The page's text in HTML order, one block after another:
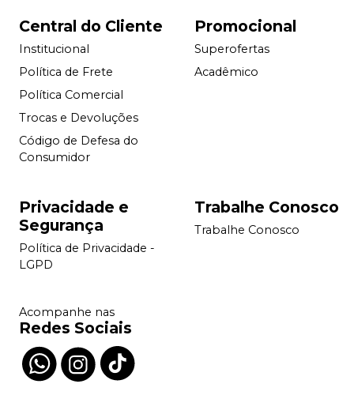
Central do Cliente
Institucional
Política de Frete
Política Comercial
Trocas e Devoluções
Código de Defesa do
Consumidor
Promocional
Superofertas
Acadêmico
Privacidade e
Segurança
Política de Privacidade -
LGPD
Trabalhe Conosco
Trabalhe Conosco
Acompanhe nas
Redes Sociais